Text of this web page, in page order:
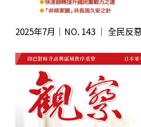
2025年7月｜NO. 143 │ 全民反